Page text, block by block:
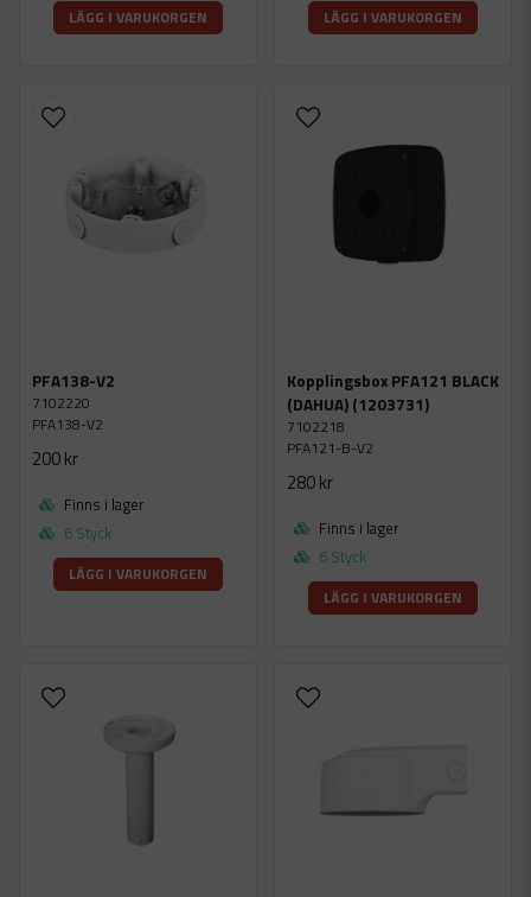
LÄGG I VARUKORGEN LÄGG I VARUKORGEN
PFA138-V2
7102220
PFA138-V2
200 kr
Finns i lager
6 Styck
LÄGG I VARUKORGEN
Kopplingsbox PFA121 BLACK
(DAHUA) (1203731)
7102218
PFA121-B-V2
280 kr
Finns i lager
6 Styck
LÄGG I VARUKORGEN